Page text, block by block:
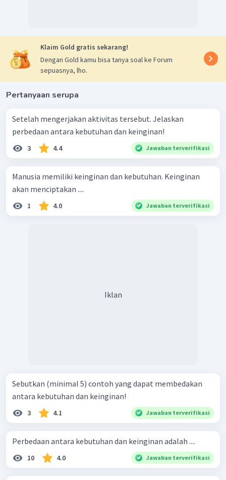
Klaim Gold gratis sekarang!
Dengan Gold kamu bisa tanya soal ke Forum
sepuasnya, lho.
Pertanyaan serupa
Setelah mengerjakan aktivitas tersebut. Jelaskan
perbedaan antara kebutuhan dan keinginan!
3 4.4 Jawaban terverifikasi
Manusia memiliki keinginan dan kebutuhan. Keinginan
akan menciptakan ....
1 4.0 Jawaban terverifikasi
Iklan
Sebutkan (minimal 5) contoh yang dapat membedakan
antara kebutuhan dan keinginan!
3 4.1 Jawaban terverifikasi
Perbedaan antara kebutuhan dan keinginan adalah ....
10 4.0 Jawaban terverifikasi